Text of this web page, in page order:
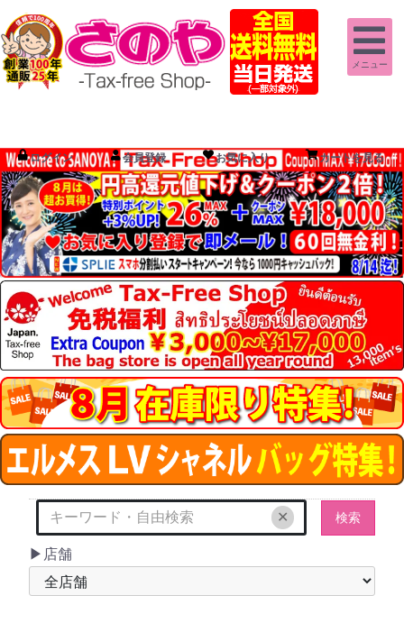
メニュー
ログイン 会員登録 お気に入り カートを見る
✕ 検索
▶店舗